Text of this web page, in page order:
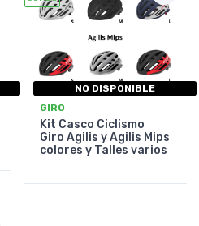
NO DISPONIBLE
GIRO
Kit Casco Ciclismo
Giro Agilis y Agilis Mips
colores y Talles varios